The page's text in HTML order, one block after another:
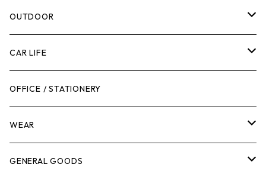
腰袋・ツールホルスター
工具箱
作業台
脚立
ケミカル
キッチン
日用品
ボディケア
剪定ばさみ
ガーデンツール
ガーデンチェア
キャビネット・ツールハンガー
冬季用品
OUTDOOR
スツール
バンジーバンド
ストレージボックス
クーラーボックス
CAR LIFE
メンテナンスグッズ
車内グッズ
車外グッズ
OFFICE / STATIONERY
WEAR
トップス
GENERAL GOODS